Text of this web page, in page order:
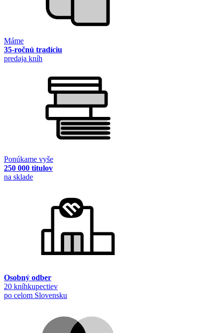
Máme
35-ročnú tradíciu
predaja kníh
Ponúkame vyše
250 000 titulov
na sklade
Osobný odber
20 kníhkupectiev
po celom Slovensku